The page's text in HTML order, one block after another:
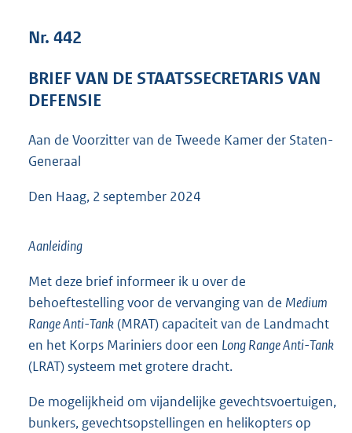
e
5
Nr. 442
BRIEF VAN DE STAATSSECRETARIS VAN
DEFENSIE
Aan de Voorzitter van de Tweede Kamer der Staten-
Generaal
Den Haag, 2 september 2024
Aanleiding
Met deze brief informeer ik u over de
behoeftestelling voor de vervanging van de Medium
Range Anti-Tank(MRAT) capaciteit van de Landmacht
en het Korps Mariniers door een Long Range Anti-Tank
(LRAT) systeem met grotere dracht.
De mogelijkheid om vijandelijke gevechtsvoertuigen,
bunkers, gevechtsopstellingen en helikopters op